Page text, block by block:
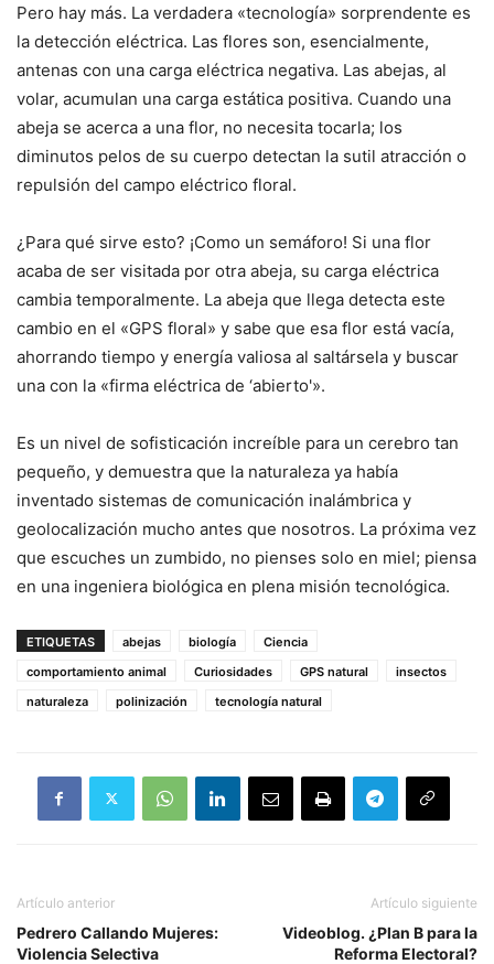
Pero hay más. La verdadera «tecnología» sorprendente es
la detección eléctrica. Las flores son, esencialmente,
antenas con una carga eléctrica negativa. Las abejas, al
volar, acumulan una carga estática positiva. Cuando una
abeja se acerca a una flor, no necesita tocarla; los
diminutos pelos de su cuerpo detectan la sutil atracción o
repulsión del campo eléctrico floral.
¿Para qué sirve esto? ¡Como un semáforo! Si una flor
acaba de ser visitada por otra abeja, su carga eléctrica
cambia temporalmente. La abeja que llega detecta este
cambio en el «GPS floral» y sabe que esa flor está vacía,
ahorrando tiempo y energía valiosa al saltársela y buscar
una con la «firma eléctrica de ‘abierto'».
Es un nivel de sofisticación increíble para un cerebro tan
pequeño, y demuestra que la naturaleza ya había
inventado sistemas de comunicación inalámbrica y
geolocalización mucho antes que nosotros. La próxima vez
que escuches un zumbido, no pienses solo en miel; piensa
en una ingeniera biológica en plena misión tecnológica.
ETIQUETAS abejas biología
Ciencia
comportamiento animal
Curiosidades GPS natural
insectos
naturaleza
polinización tecnología natural
Artículo anterior
Pedrero Callando Mujeres:
Violencia Selectiva
Artículo siguiente
Videoblog. ¿Plan B para la
Reforma Electoral?